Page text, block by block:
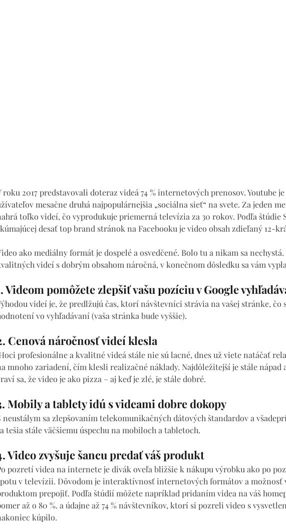
roku 2017 predstavovali doteraz videá 74 % internetových prenosov. Youtube
mesačne druhá najpopulárnejšia „sociálna sieť“ na svete. Za jeden
toľko videí, čo vyprodukuje priemerná televízia za 30 rokov. Podľa štúdie
desať top brand stránok na Facebooku je video obsah zdieľaný 12-
ako mediálny formát je dospelé a osvedčené. Bolo tu a nikam sa
videí s dobrým obsahom náročná, v konečnom dôsledku sa vám
Videom pomôžete zlepšiť vašu pozíciu v Google
videí je, že predlžujú čas, ktorí návštevníci strávia na vašej stránke, čo
vo vyhľadávaní (vaša stránka bude vyššie).
Cenová náročnosť videí klesla
mnoho zariadení, čím klesli realizačné náklady. Najdôležitejší je stále nápad
sa, že video je ako pizza – aj keď je zlé, je stále dobré.
Mobily a tablety idú s videami dobre dokopy
neustálym sa zlepšovaním telekomunikačných dátových štandardov a
tešia stále väčšiemu úspechu na mobiloch a tabletoch.
Video zvyšuje šancu predať váš produkt
pozretí videa na internete je divák oveľa bližšie k nákupu výrobku ako po
v televízii. Dôvodom je interaktívnosť internetových formátov a možnosť
prepojiť. Podľa štúdií môžete napríklad pridaním videa na váš
až o 80 %. a údajne až 74 % návštevníkov, ktorí si pozreli video s
kúpilo.